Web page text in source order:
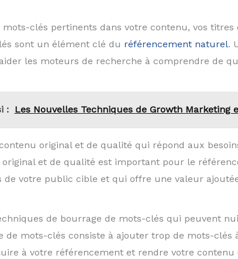
mots-clés pertinents dans votre contenu, vos titres
sont un élément clé du référencement naturel.
les moteurs de recherche à comprendre de
: Les Nouvelles Techniques de Growth Marketing
original et de qualité qui répond aux
original et de qualité est important pour le
de votre public cible et qui offre une valeur
de bourrage de mots-clés qui peuvent
de mots-clés consiste à ajouter trop de mots-
à votre référencement et rendre votre